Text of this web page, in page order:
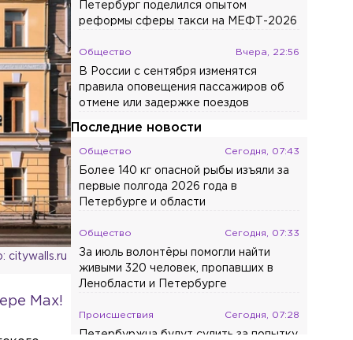
citywalls.ru
Max!
Петербург поделился опытом
реформы сферы такси на МЕФТ-2026
Общество Вчера, 22:56
В России с сентября изменятся
правила оповещения пассажиров об
отмене или задержке поездов
Последние новости
Общество Сегодня, 07:43
Более 140 кг опасной рыбы изъяли за
первые полгода 2026 года в
Петербурге и области
Общество Сегодня, 07:33
За июль волонтёры помогли найти
живыми 320 человек, пропавших в
Ленобласти и Петербурге
Происшествия Сегодня, 07:28
Петербуржца будут судить за попытку